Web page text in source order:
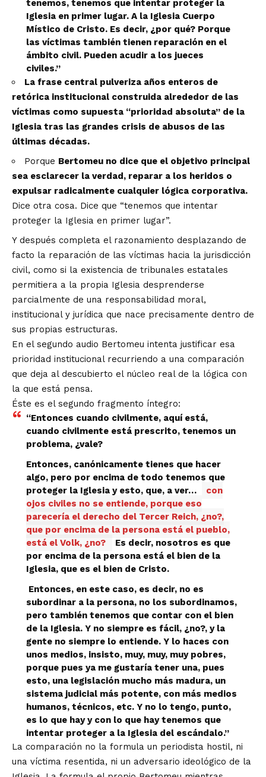
tenemos, tenemos que intentar proteger la
Iglesia en primer lugar. A la Iglesia Cuerpo
Místico de Cristo. Es decir, ¿por qué? Porque
las víctimas también tienen reparación en el
ámbito civil. Pueden acudir a los jueces
civiles.”
La frase central pulveriza años enteros de
retórica institucional construida alrededor de las
víctimas como supuesta “prioridad absoluta” de la
Iglesia tras las grandes crisis de abusos de las
últimas décadas.
Porque Bertomeu no dice que el objetivo principal
sea esclarecer la verdad, reparar a los heridos o
expulsar radicalmente cualquier lógica corporativa.
Dice otra cosa. Dice que “tenemos que intentar
proteger la Iglesia en primer lugar”.
Y después completa el razonamiento desplazando de
facto la reparación de las víctimas hacia la jurisdicción
civil, como si la existencia de tribunales estatales
permitiera a la propia Iglesia desprenderse
parcialmente de una responsabilidad moral,
institucional y jurídica que nace precisamente dentro de
sus propias estructuras.
En el segundo audio Bertomeu intenta justificar esa
prioridad institucional recurriendo a una comparación
que deja al descubierto el núcleo real de la lógica con
la que está pensa.
Éste es el segundo fragmento íntegro:
“Entonces cuando civilmente, aquí está,
cuando civilmente está prescrito, tenemos un
problema, ¿vale?
Entonces, canónicamente tienes que hacer
algo, pero por encima de todo tenemos que
proteger la Iglesia y esto, que, a ver…
con
ojos civiles no se entiende, porque eso
parecería el derecho del Tercer Reich, ¿no?,
que por encima de la persona está el pueblo,
está el Volk, ¿no?
Es decir, nosotros es que
por encima de la persona está el bien de la
Iglesia, que es el bien de Cristo.
Entonces, en este caso, es decir, no es
subordinar a la persona, no los subordinamos,
pero también tenemos que contar con el bien
de la Iglesia. Y no siempre es fácil, ¿no?, y la
gente no siempre lo entiende. Y lo haces con
unos medios, insisto, muy, muy, muy pobres,
porque pues ya me gustaría tener una, pues
esto, una legislación mucho más madura, un
sistema judicial más potente, con más medios
humanos, técnicos, etc. Y no lo tengo, punto,
es lo que hay y con lo que hay tenemos que
intentar proteger a la Iglesia del escándalo.”
La comparación no la formula un periodista hostil, ni
una víctima resentida, ni un adversario ideológico de la